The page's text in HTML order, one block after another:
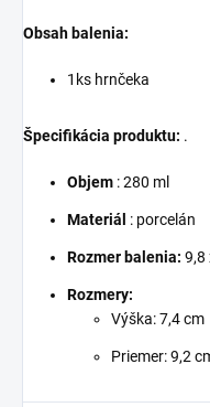
Obsah balenia:
1ks hrnčeka
Špecifikácia produktu: .
Objem : 280 ml
Materiál : porcelán
Rozmer balenia: 9,8
Rozmery:
Výška: 7,4 cm
Priemer: 9,2